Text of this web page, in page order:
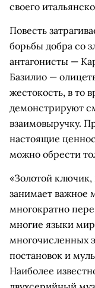
своего
Повесть
борьбы добра со
антагонисты —
Базилио —
жестокость, в то
демонстрируют
взаимовыручку.
настоящие
можно обрести
«Золотой
занимает важное
многократно
многие языки
многочисленных
постановок и
Наиболее